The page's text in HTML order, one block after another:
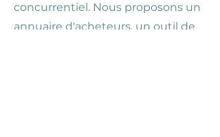
concurrentiel. Nous proposons un
annuaire d'acheteurs, un outil de